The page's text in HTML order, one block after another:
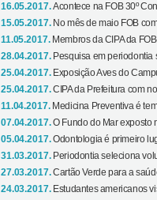
16.05.2017.Acontece na FOB 30º
15.05.2017. No mês de maio FOB
11.05.2017. Membros da CIPA da
28.04.2017. Pesquisa em periodontia
25.04.2017. Exposição Aves do
25.04.2017.CIPA da Prefeitura com
11.04.2017. Medicina Preventiva é
07.04.2017.O Fundo do Mar exposto
05.04.2017.Odontologia é primeiro
31.03.2017. Periodontia seleciona
27.03.2017.Cartão Verde para a
24.03.2017. Estudantes americanos